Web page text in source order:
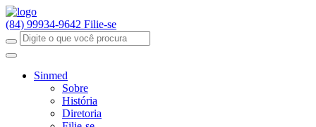
(84) 99934-9642 Filie-se
Sinmed
Sobre
História
Diretoria